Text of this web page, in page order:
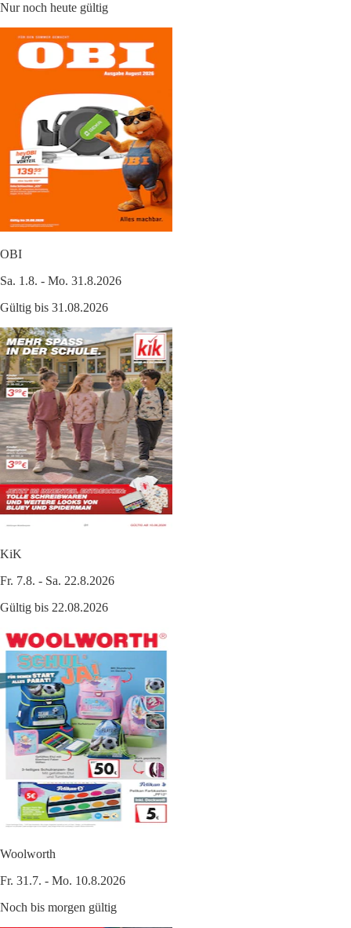
Nur noch heute gültig
OBI
Sa. 1.8. - Mo. 31.8.2026
Gültig bis 31.08.2026
KiK
Fr. 7.8. - Sa. 22.8.2026
Gültig bis 22.08.2026
Woolworth
Fr. 31.7. - Mo. 10.8.2026
Noch bis morgen gültig